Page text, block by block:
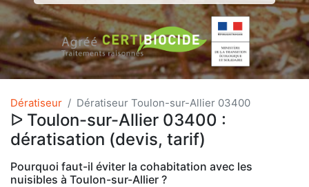
Dératiseur Dératiseur Toulon-sur-Allier 03400
ᐅ Toulon-sur-Allier 03400 :
dératisation (devis, tarif)
Pourquoi faut-il éviter la cohabitation avec les
nuisibles à Toulon-sur-Allier ?